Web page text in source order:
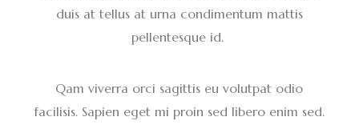
duis at tellus at urna condimentum mattis
pellentesque id.
Qam viverra orci sagittis eu volutpat odio
facilisis. Sapien eget mi proin sed libero enim sed.